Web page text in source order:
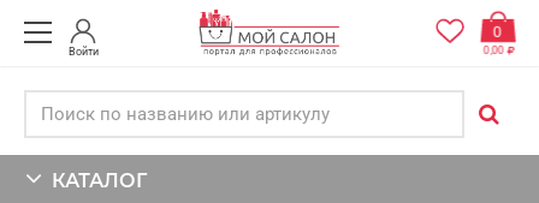
Войти
0
0,00
КАТАЛОГ